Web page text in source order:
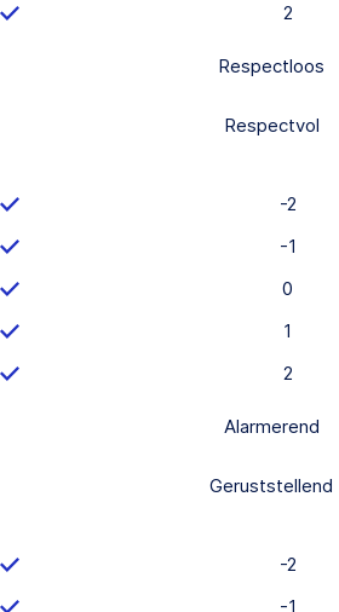
2
Respectloos
Respectvol
-2
-1
0
1
2
Alarmerend
Geruststellend
-2
-1